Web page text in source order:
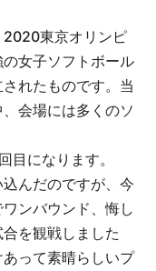
東京オリンピ
女子ソフトボール
れたものです。当
会場には多くのソ
になります。
込んだのですが、今
ンバウンド、悔し
を観戦しました
って素晴らしいプ